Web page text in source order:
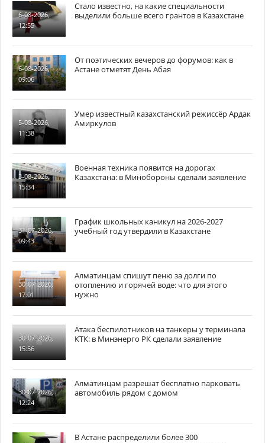
6-08-2026,
12:55
Стало известно, на какие специальности
выделили больше всего грантов в Казахстане
6-08-2026,
09:06
От поэтических вечеров до форумов: как в
Астане отметят День Абая
5-08-2026,
11:38
Умер известный казахстанский режиссёр Ардак
Амиркулов
3-08-2026,
15:34
Военная техника появится на дорогах
Казахстана: в Минобороны сделали заявление
31-07-2026,
09:43
График школьных каникул на 2026-2027
учебный год утвердили в Казахстане
30-07-2026,
17:01
Алматинцам спишут пеню за долги по
отоплению и горячей воде: что для этого
нужно
30-07-2026,
15:56
Атака беспилотников на танкеры у терминала
КТК: в Минэнерго РК сделали заявление
30-07-2026,
12:24
Алматинцам разрешат бесплатно парковать
автомобиль рядом с домом
В Астане распределили более 300